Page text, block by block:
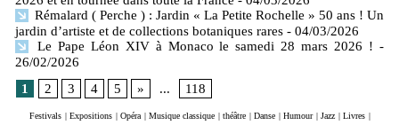
Rémalard ( Perche ) : Jardin « La Petite Rochelle » 50 ans ! Un
jardin d’artiste et de collections botaniques rares - 04/03/2026
Le Pape Léon XIV à Monaco le samedi 28 mars 2026 ! -
26/02/2026
1
2 3 4 5 » ... 118
Festivals Expositions Opéra Musique classique théâtre Danse Humour Jazz Livres